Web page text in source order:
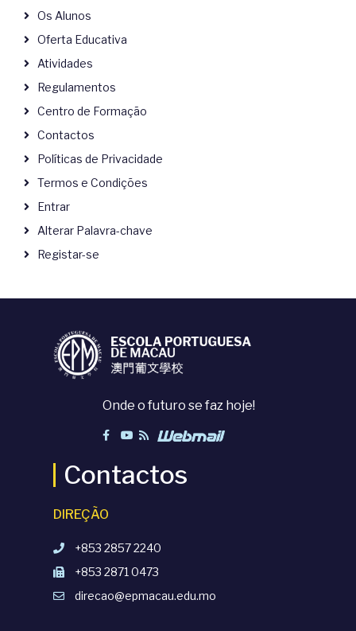
Os Alunos
Oferta Educativa
Atividades
Regulamentos
Centro de Formação
Contactos
Políticas de Privacidade
Termos e Condições
Entrar
Alterar Palavra-chave
Registar-se
Onde o futuro se faz hoje!
Contactos
DIREÇÃO
+853 2857 2240
+853 2871 0473
direcao@epmacau.edu.mo